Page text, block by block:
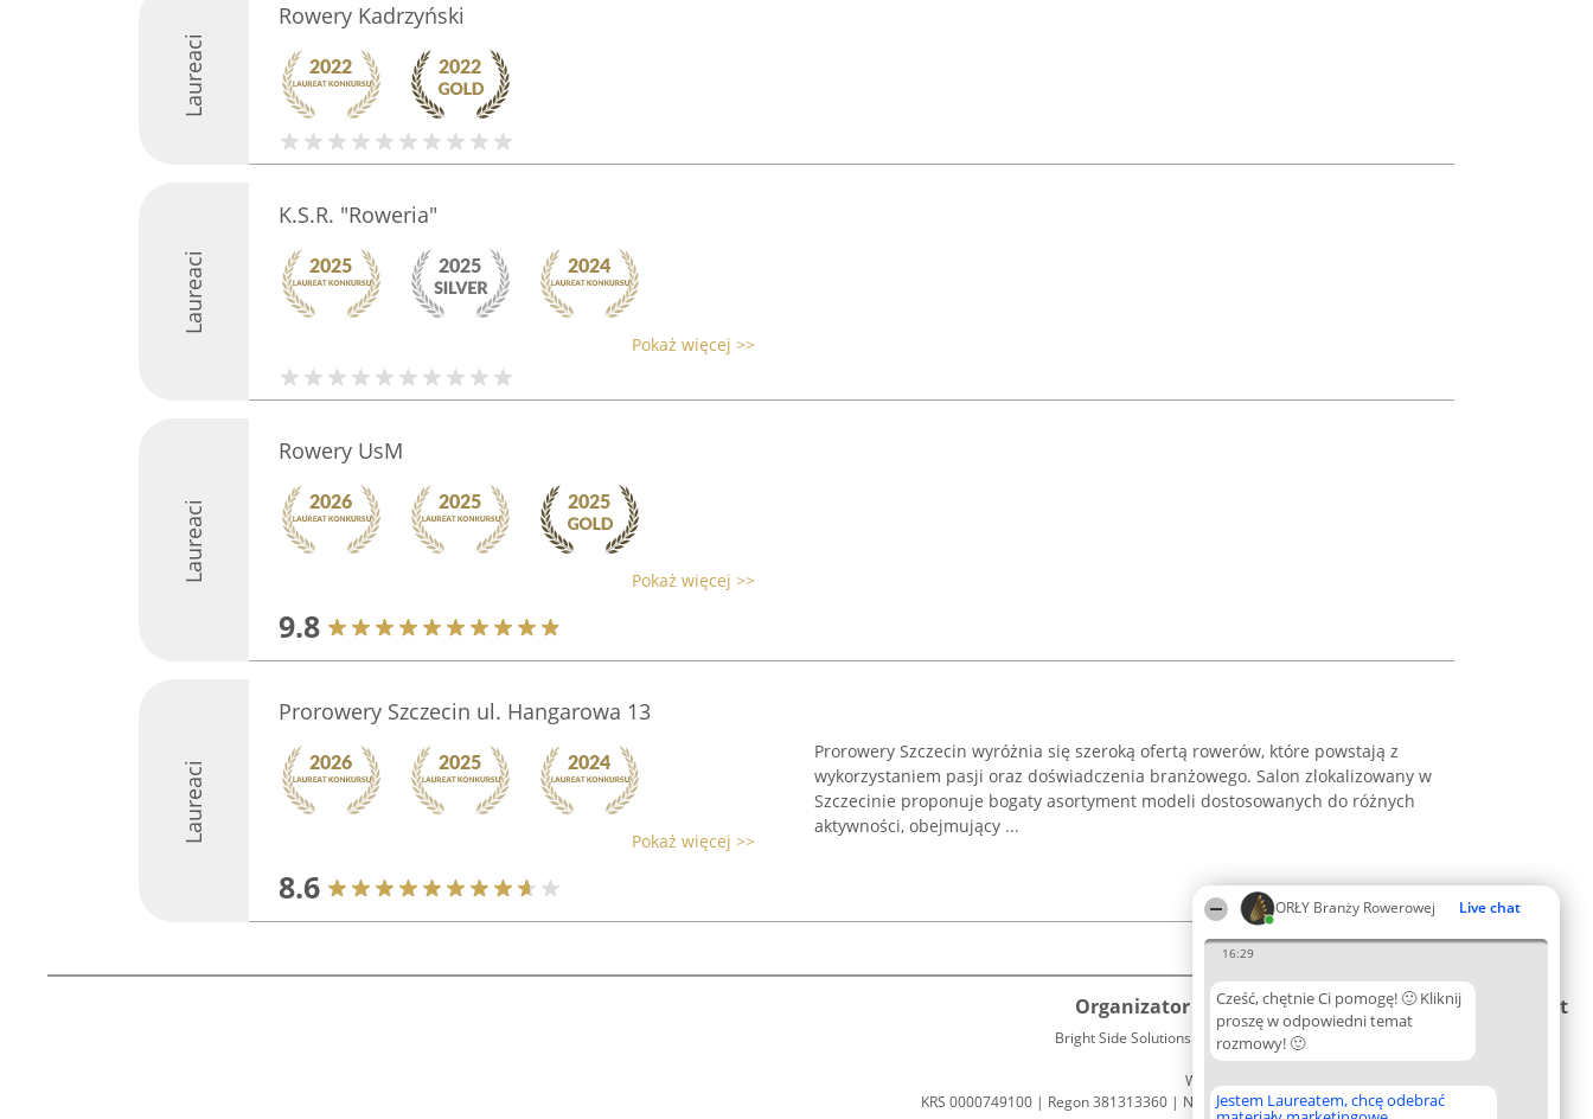
ORŁY Branży Rowerowej Live chat
16:29
Cześć, chętnie Ci pomogę! 🙂 Kliknij
proszę w odpowiedni temat
rozmowy! 🙂
Jestem Laureatem, chcę odebrać
Laureaci
Rowery Kadrzyński
Laureaci
K.S.R. "Roweria"
Pokaż więcej >>
Laureaci
Rowery UsM
Pokaż więcej >>
9.8
Laureaci
Prorowery Szczecin ul. Hangarowa 13
Pokaż więcej >>
8.6
Prorowery Szczecin wyróżnia się szeroką ofertą rowerów, które powstają z
wykorzystaniem pasji oraz doświadczenia branżowego. Salon zlokalizowany w
Szczecinie proponuje bogaty asortyment modeli dostosowanych do różnych
aktywności, obejmujący ...
Organizator plebiscytu
Bright Side Solutions sp. z o. o. sp. k.
ul. Ruska 22
Wrocław 50-079
KRS 0000749100 | Regon 381313360 | NIP 8943132676
Plebiscyt
Lista
Laureatów
Kontakt